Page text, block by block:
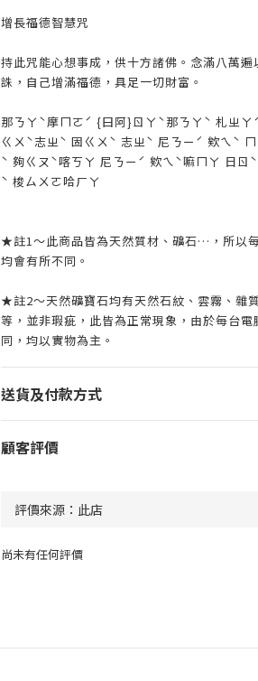
增長福德智慧咒
持此咒能心想事成，供十方諸佛。念滿八萬遍
誅，自己增滿福德，具足一切財富。
那ㄋㄚˋ摩ㄇㄛˊ {曰阿}ㄖㄚˋ那ㄋㄚˋ 札ㄓㄚ
ㄍㄨˋ志ㄓˋ 固ㄍㄨˋ 志ㄓˋ 尼ㄋㄧˊ 欸ㄟˋ
ˋ 夠ㄍㄡˋ喀ㄎㄚ 尼ㄋㄧˊ 欸ㄟˋ嘛ㄇㄚ 日ㄖ
ˋ 梭ㄙㄨㄛ哈ㄏㄚ
★註1～此商品皆為天然質材、礦石…，所以
均會有所不同。
★註2～天然礦寶石均有天然石紋、雲霧、雜
等，並非瑕疵，此皆為正常現象，由於每台電
同，均以實物為主。
送貨及付款方式
顧客評價
尚未有任何評價